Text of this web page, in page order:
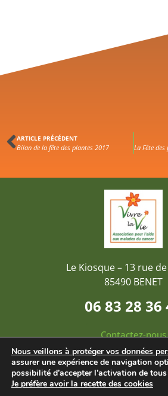
ARTICLE PRÉCÉDENT
Bilan de la fête des plantes 2017
Le Kiosque – 13 rue
85490 BENET
06 83 28 36
Contactez-nous
MENTIONS LÉGALES ET
ACCESSIBILITÉ|
Nous veillons à protéger vos données
assurer une expérience de navigation
possibilité d’accepter l’activation de
Je préfère avoir la recette des cookies